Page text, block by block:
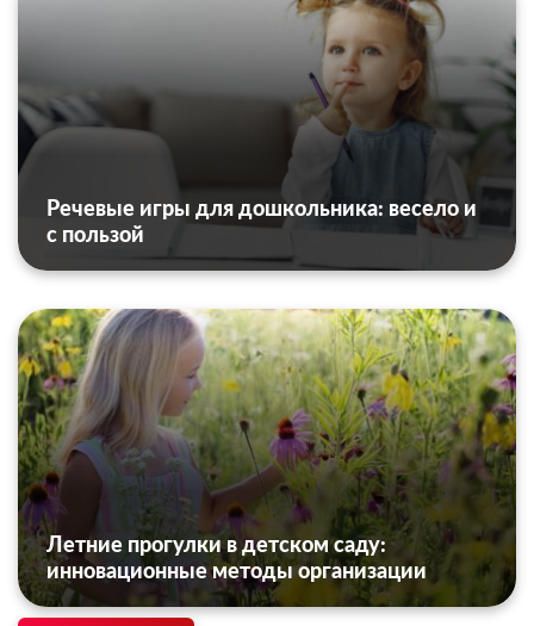
Речевые игры для дошкольника: весело и
с пользой
Летние прогулки в детском саду:
инновационные методы организации